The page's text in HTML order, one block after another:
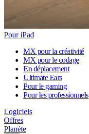
Pour iPad
MX pour la créativité
MX pour le codage
En déplacement
Ultimate Ears
Pour le gaming
Pour les professionnels
Logiciels
Offres
Planète